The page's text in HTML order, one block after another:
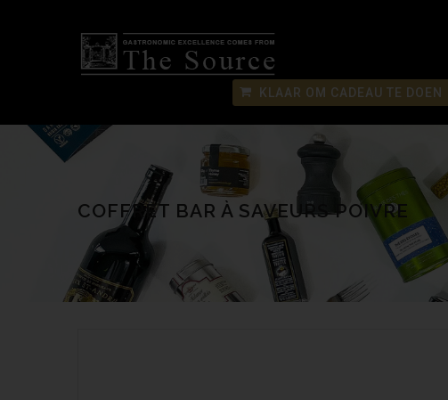
KLAAR OM CADEAU TE DOEN
COFFRET BAR À SAVEURS POIVRE